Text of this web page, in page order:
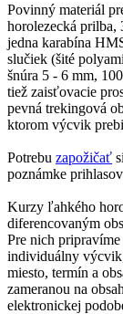
Povinný materiál
horolezecká prilba,
jedna karabína
slučiek (šité
šnúra 5 - 6 mm,
tiež zaisťovacie
pevná trekingová
ktorom výcvik
Potrebu zapožičať
poznámke
Kurzy ľahkého
diferencovaným
Pre nich
individuálny
miesto, termín a
zameranou na
elektronickej